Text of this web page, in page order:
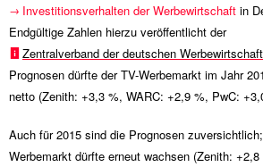
Investitionsverhalten der Werbewirtschaft in
Endgültige Zahlen hierzu veröffentlicht der
Zentralverband der deutschen Werbewirtschaft
Prognosen dürfte der TV-Werbemarkt im Jahr
netto (Zenith: +3,3 %, WARC: +2,9 %, PwC:
Auch für 2015 sind die Prognosen
Werbemarkt dürfte erneut wachsen (Zenith: +2,8